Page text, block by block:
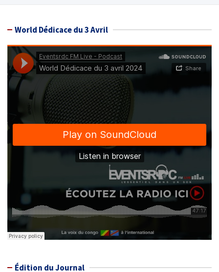
World Dédicace du 3 Avril
Édition du Journal